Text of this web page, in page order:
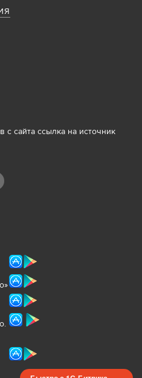
с сайта ссылка на источник
»